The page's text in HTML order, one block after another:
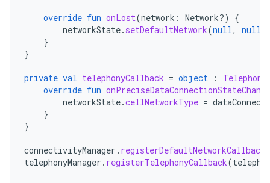
override fun onLost(network : Network?)
{
networkState. setDefaultNetwork(null, null
}
}
private val telephonyCallback = object :
override fun
networkState.cellNetworkType =
}
}
connectivityManager . registerDefaultNetworkCallback
telephonyManager . registerTelephonyCallback(